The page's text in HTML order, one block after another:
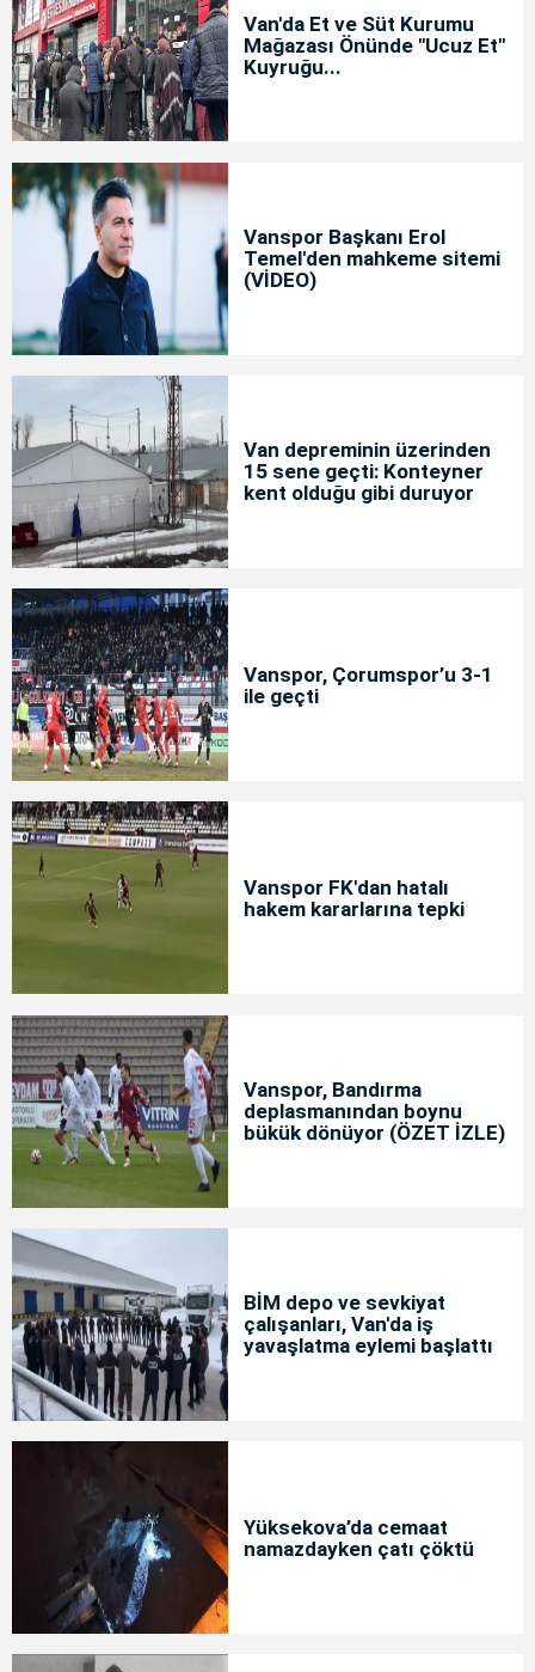
Van'da Et ve Süt Kurumu
Mağazası Önünde "Ucuz Et"
Kuyruğu...
Vanspor Başkanı Erol
Temel'den mahkeme sitemi
(VİDEO)
Van depreminin üzerinden
15 sene geçti: Konteyner
kent olduğu gibi duruyor
Vanspor, Çorumspor’u 3-1
ile geçti
Vanspor FK'dan hatalı
hakem kararlarına tepki
Vanspor, Bandırma
deplasmanından boynu
bükük dönüyor (ÖZET İZLE)
BİM depo ve sevkiyat
çalışanları, Van'da iş
yavaşlatma eylemi başlattı
Yüksekova’da cemaat
namazdayken çatı çöktü